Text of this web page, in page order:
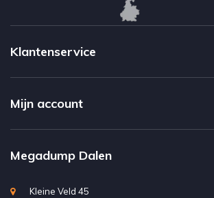
Klantenservice
Mijn account
Megadump Dalen
Kleine Veld 45